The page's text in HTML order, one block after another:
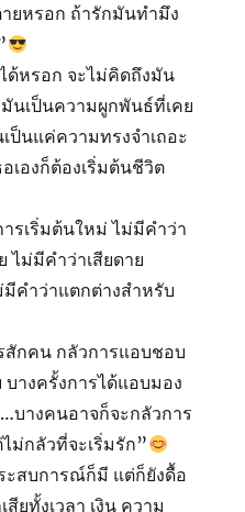
ายหรอก ถ้ารักมันทำมึง
ด้หรอก จะไม่คิดถึงมัน
มันเป็นความผูกพันธ์ที่เคย
นแค่ความทรงจำเถอะ
เองก็ต้องเริ่มต้นชีวิต
รเริ่มต้นใหม่ ไม่มีคำว่า
ไม่มีคำว่าเสียดาย
คำว่าแตกต่างสำหรับ
กคน กลัวการแอบชอบ
บางครั้งการได้แอบมอง
างคนอาจก็จะกลัวการ
ม่กลัวที่จะเริ่มรัก”
ะสบการณ์ก็มี แต่ก็ยังดื้อ
ยทั้งเวลา เงิน ความ